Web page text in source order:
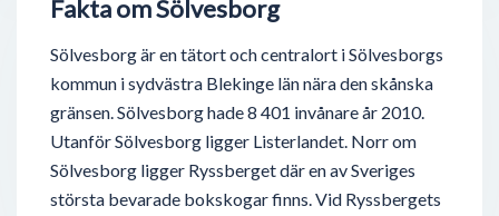
Fakta om Sölvesborg
Sölvesborg är en tätort och centralort i Sölvesborgs
kommun i sydvästra Blekinge län nära den skånska
gränsen. Sölvesborg hade 8 401 invånare år 2010.
Utanför Sölvesborg ligger Listerlandet. Norr om
Sölvesborg ligger Ryssberget där en av Sveriges
största bevarade bokskogar finns. Vid Ryssbergets